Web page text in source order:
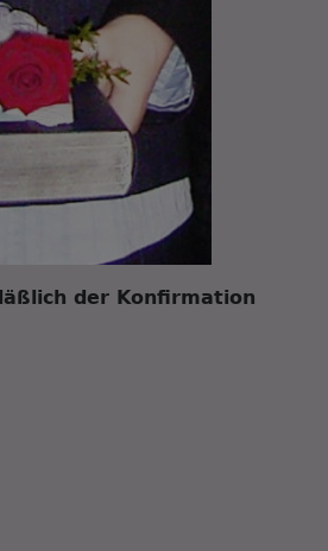
der Konfirmation